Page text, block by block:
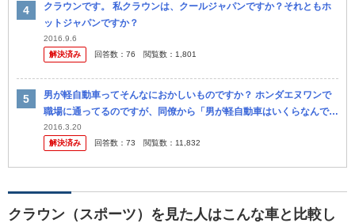
クラウンです。 私クラウンは、クールジャパンですか？それともホ
ットジャパンですか？
2016.9.6
解決済み
回答数： 76 閲覧数： 1,801
男が軽自動車ってそんなにおかしいものですか？ ホンダエヌワンで
職場に通ってるのですが、同僚から「男が軽自動車はいくらなんでも
おかしいよ。クラウンみたいな高級車じゃなくても良いからせ めて3
ナンバ...
2016.3.20
解決済み
回答数： 73 閲覧数： 11,832
クラウン（スポーツ）を見た人はこんな車と比較し